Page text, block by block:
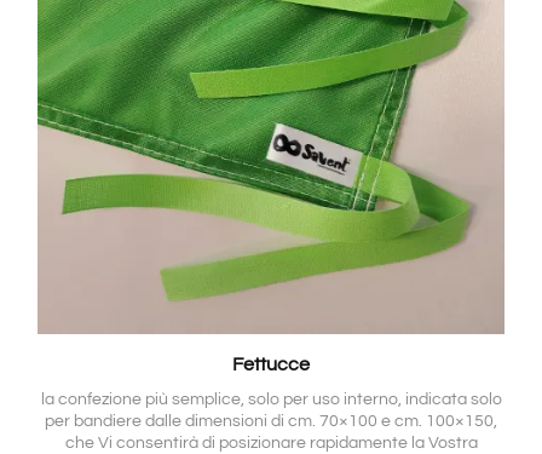
Fettucce
la confezione più semplice, solo per uso interno, indicata solo
per bandiere dalle dimensioni di cm. 70×100 e cm. 100×150,
che Vi consentirà di posizionare rapidamente la Vostra